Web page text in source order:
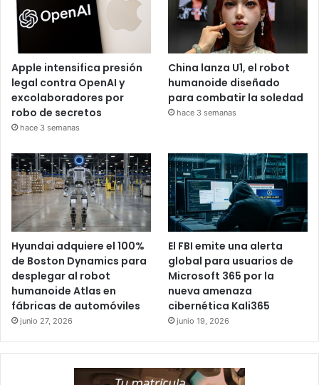
recibiendo iniciativas
Las propuestas deberán seguir el proceso legislativo
correspondiente dentro del Congreso Nacional antes de
convertirse en ley.
Los proyectos forman parte de una agenda impulsada por
diputados de distintas fuerzas políticas en temas
relacionados con educación, derechos laborales y
previsión social.
aumento salarial Maestros
Proyecto
Apple intensifica presión
legal contra OpenAI y
excolaboradores por
robo de secretos
hace 3 semanas
China lanza U1, el robot
humanoide diseñado
para combatir la soledad
hace 3 semanas
Hyundai adquiere el 100%
de Boston Dynamics para
desplegar al robot
humanoide Atlas en
fábricas de automóviles
junio 27, 2026
El FBI emite una alerta
global para usuarios de
Microsoft 365 por la
nueva amenaza
cibernética Kali365
junio 19, 2026